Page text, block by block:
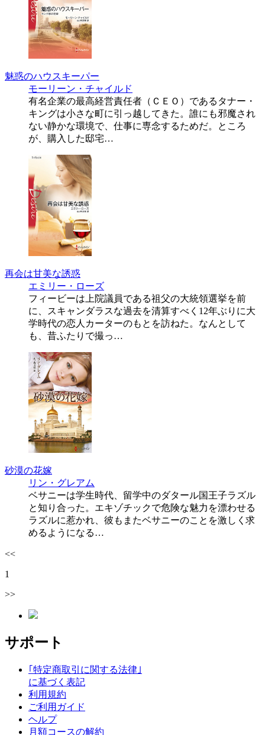
魅惑のハウスキーパー
モーリーン・チャイルド
有名企業の最高経営責任者（ＣＥＯ）であるタナー・
キングは小さな町に引っ越してきた。誰にも邪魔され
ない静かな環境で、仕事に専念するためだ。ところ
が、購入した邸宅…
再会は甘美な誘惑
エミリー・ローズ
フィービーは上院議員である祖父の大統領選挙を前
に、スキャンダラスな過去を清算すべく12年ぶりに大
学時代の恋人カーターのもとを訪ねた。なんとして
も、昔ふたりで撮っ…
砂漠の花嫁
リン・グレアム
ベサニーは学生時代、留学中のダタール国王子ラズル
と知り合った。エキゾチックで危険な魅力を漂わせる
ラズルに惹かれ、彼もまたベサニーのことを激しく求
めるようになる…
<<
1
>>
サポート
｢特定商取引に関する法律｣
に基づく表記
利用規約
ご利用ガイド
ヘルプ
月額コースの解約